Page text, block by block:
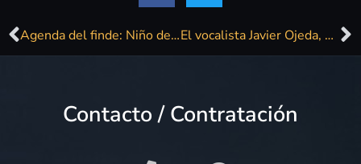
Agenda del finde: Niño de Elche, Su Ta Gar y Javier Ojeda El vocalista Javier Ojeda, en «La Tarde, Aquí y Ahora»
Contacto / Contratación